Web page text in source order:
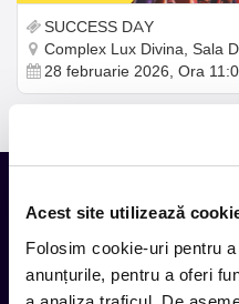
Acest site utilizează
Folosim cookie-uri pentru
anunțurile, pentru a oferi
SUCCESS DAY
Complex Lux Divina, Sala
28 februarie 2026, Ora
Tot ce te
inbox.